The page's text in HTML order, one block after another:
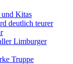
Kitas
deutlich teurer
Limburger
Truppe